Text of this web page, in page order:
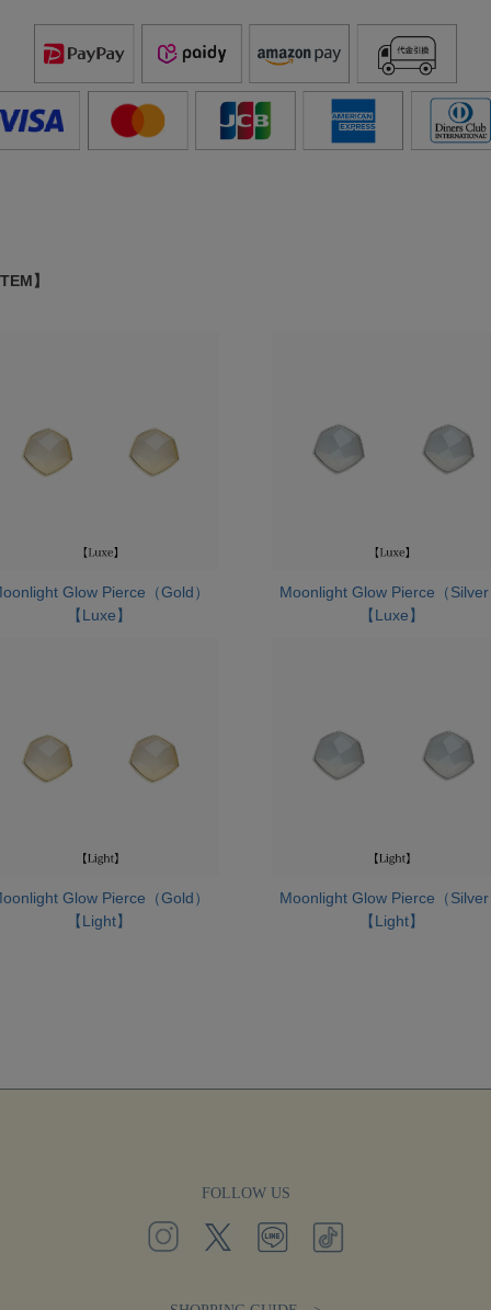
】
Glow Pierce（Gold）
【Luxe】
Moonlight Glow Pierce（
【Luxe】
Glow Pierce（Gold）
【Light】
Moonlight Glow Pierce（
【Light】
FOLLOW US